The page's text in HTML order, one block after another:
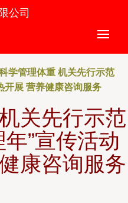
公司
学管理体重 机关先行示范
展 营养健康咨询服务
关先行示范
”宣传活动
康咨询服务